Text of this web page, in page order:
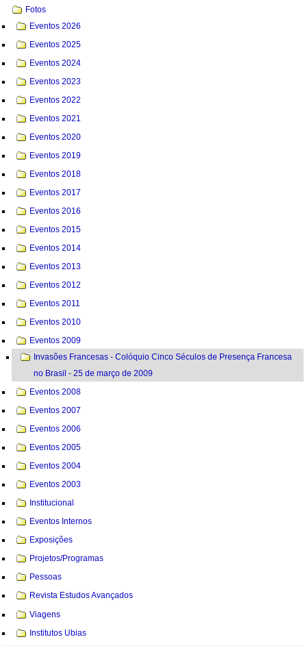
Fotos
Eventos 2026
Eventos 2025
Eventos 2024
Eventos 2023
Eventos 2022
Eventos 2021
Eventos 2020
Eventos 2019
Eventos 2018
Eventos 2017
Eventos 2016
Eventos 2015
Eventos 2014
Eventos 2013
Eventos 2012
Eventos 2011
Eventos 2010
Eventos 2009
Invasões Francesas - Colóquio Cinco Séculos de Presença Francesa
no Brasil - 25 de março de 2009
Eventos 2008
Eventos 2007
Eventos 2006
Eventos 2005
Eventos 2004
Eventos 2003
Institucional
Eventos Internos
Exposições
Projetos/Programas
Pessoas
Revista Estudos Avançados
Viagens
Institutos Ubias